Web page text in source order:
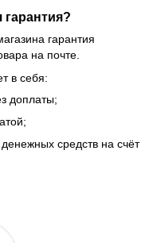
гарантия?
гарантия
на почте.
в себя:
доплаты;
средств на счёт